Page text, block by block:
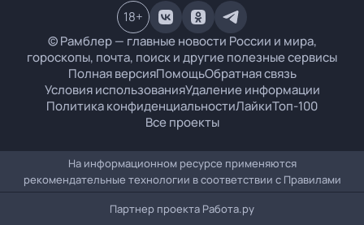
© Рамблер — главные новости России и мира,
гороскопы, почта, поиск и другие полезные сервисы
Полная версияПомощьОбратная связь
Условия использованияУдаление информации
Политика конфиденциальностиЛайкиТоп-100
Все проекты
18+
На информационном ресурсе применяются
рекомендательные технологии в соответствии с Правилами
Партнер проекта Работа.ру